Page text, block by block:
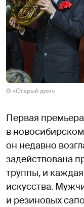
© «Старый дом»
Первая
в
он недавно
задействована
труппы, и
искусства.
и резиновых